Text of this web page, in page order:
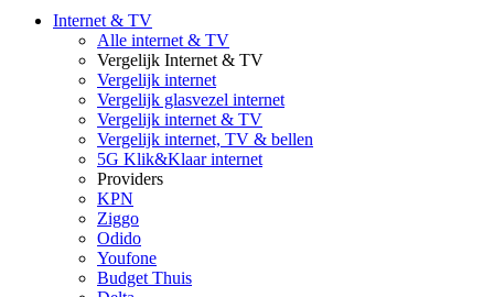
Internet & TV
Alle internet & TV
Vergelijk Internet & TV
Vergelijk internet
Vergelijk glasvezel internet
Vergelijk internet & TV
Vergelijk internet, TV & bellen
5G Klik&Klaar internet
Providers
KPN
Ziggo
Odido
Youfone
Budget Thuis